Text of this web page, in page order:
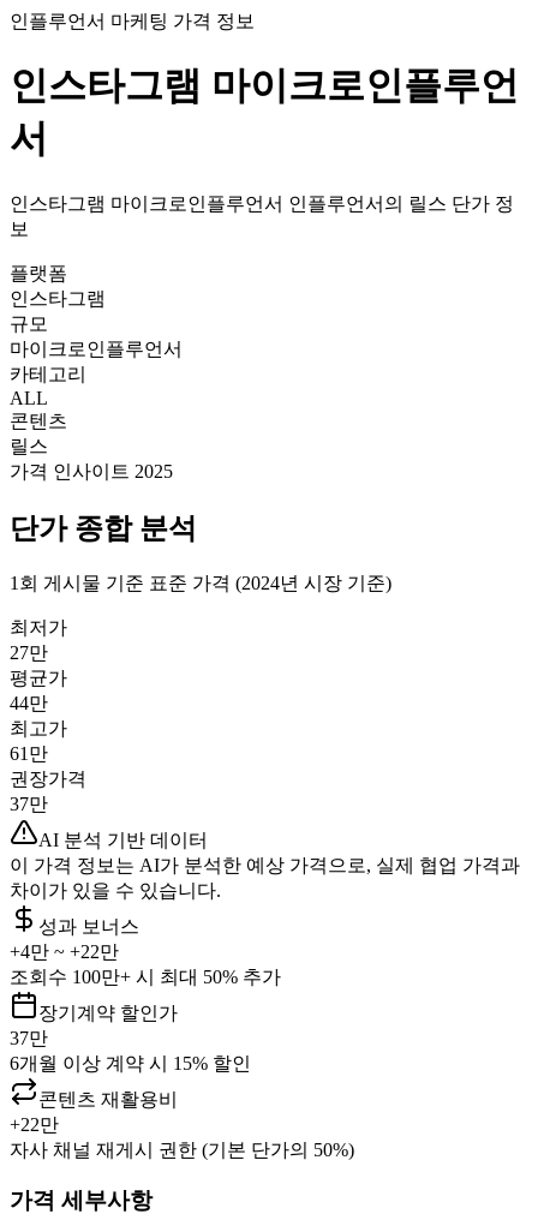
인플루언서 마케팅 가격 정보
인스타그램 마이크로인플루언
서
인스타그램 마이크로인플루언서 인플루언서의 릴스 단가 정
보
플랫폼
인스타그램
규모
마이크로인플루언서
카테고리
ALL
콘텐츠
릴스
가격 인사이트 2025
단가종합 분석
1회 게시물 기준 표준 가격 (2024년 시장 기준)
최저가
27만
평균가
44만
최고가
61만
권장가격
37만
AI 분석 기반 데이터
이 가격 정보는 AI가 분석한 예상 가격으로, 실제 협업 가격과
차이가 있을 수 있습니다.
성과 보너스
+4만 ~ +22만
조회수 100만+ 시 최대 50% 추가
장기계약 할인가
37만
6개월 이상 계약 시 15% 할인
콘텐츠 재활용비
+22만
자사 채널 재게시 권한 (기본 단가의 50%)
가격 세부사항